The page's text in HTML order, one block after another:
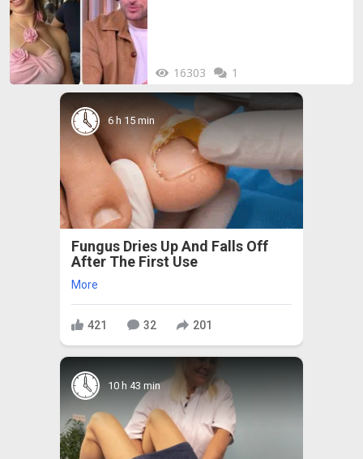
16303 1
6 h 15 min
Fungus Dries Up And Falls Off
After The First Use
More
421 32 201
10 h 43 min